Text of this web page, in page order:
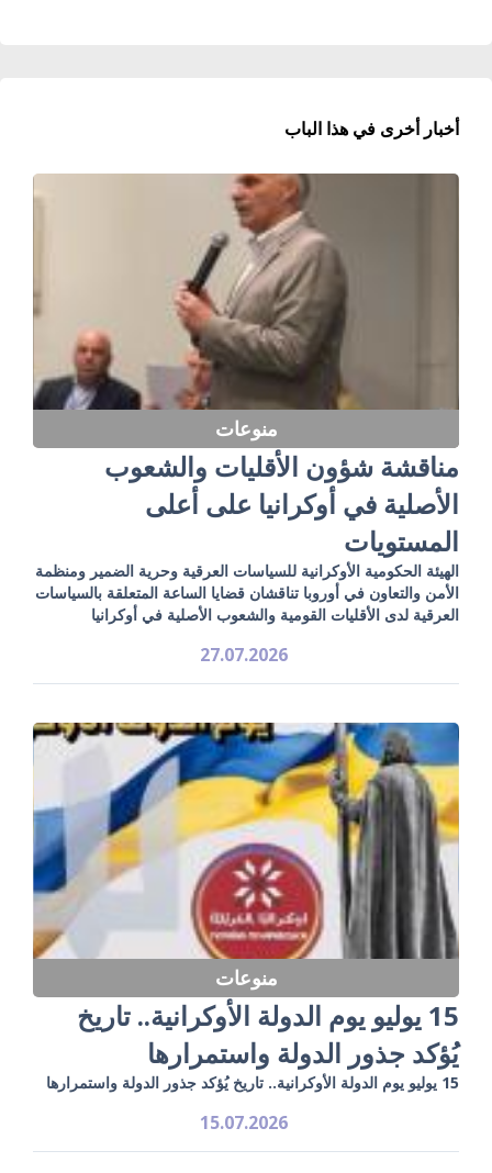
أخبار أخرى في هذا الباب
منوعات
مناقشة شؤون الأقليات والشعوب
الأصلية في أوكرانيا على أعلى
المستويات
الهيئة الحكومية الأوكرانية للسياسات العرقية وحرية الضمير ومنظمة
الأمن والتعاون في أوروبا تناقشان قضايا الساعة المتعلقة بالسياسات
العرقية لدى الأقليات القومية والشعوب الأصلية في أوكرانيا
27.07.2026
منوعات
15 يوليو يوم الدولة الأوكرانية.. تاريخ
يُؤكد جذور الدولة واستمرارها
15 يوليو يوم الدولة الأوكرانية.. تاريخ يُؤكد جذور الدولة واستمرارها
15.07.2026